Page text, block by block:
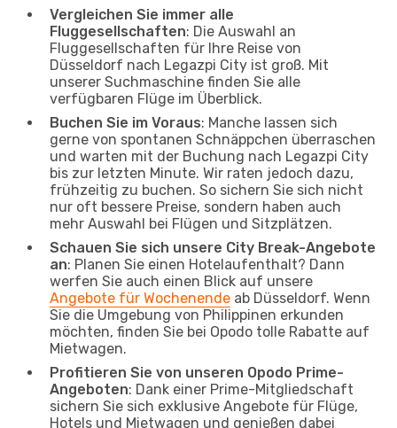
Vergleichen Sie immer alle
Fluggesellschaften: Die Auswahl an
Fluggesellschaften für Ihre Reise von
Düsseldorf nach Legazpi City ist groß. Mit
unserer Suchmaschine finden Sie alle
verfügbaren Flüge im Überblick.
Buchen Sie im Voraus: Manche lassen sich
gerne von spontanen Schnäppchen überraschen
und warten mit der Buchung nach Legazpi City
bis zur letzten Minute. Wir raten jedoch dazu,
frühzeitig zu buchen. So sichern Sie sich nicht
nur oft bessere Preise, sondern haben auch
mehr Auswahl bei Flügen und Sitzplätzen.
Schauen Sie sich unsere City Break-Angebote
an: Planen Sie einen Hotelaufenthalt? Dann
werfen Sie auch einen Blick auf unsere
Angebote für Wochenende ab Düsseldorf. Wenn
Sie die Umgebung von Philippinen erkunden
möchten, finden Sie bei Opodo tolle Rabatte auf
Mietwagen.
Profitieren Sie von unseren Opodo Prime-
Angeboten: Dank einer Prime-Mitgliedschaft
sichern Sie sich exklusive Angebote für Flüge,
Hotels und Mietwagen und genießen dabei